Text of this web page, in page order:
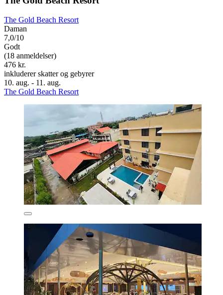
The Gold Beach Resort
Daman
7,0/10
Godt
(18 anmeldelser)
476 kr.
inkluderer skatter og gebyrer
10. aug. - 11. aug.
The Gold Beach Resort